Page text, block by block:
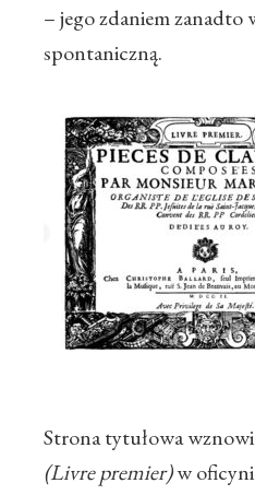
– jego zdaniem zanadto
spontaniczną.
Strona tytułowa
(Livre premier)w